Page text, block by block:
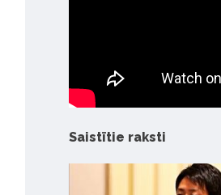
Saistītie raksti